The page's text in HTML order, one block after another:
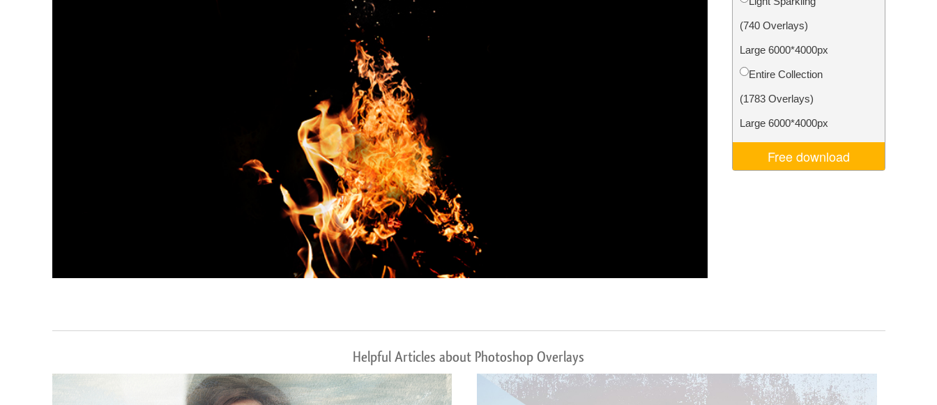
Produktfotoredigering Redigering av smykkefoto
(740 Overlays)
Large 6000*4000px
Entire Collection
(1783 Overlays)
Large 6000*4000px
Free download
Helpful Articles about Photoshop Overlays